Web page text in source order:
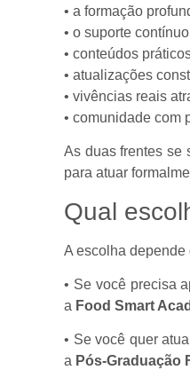
• a formação
• o suporte
• conteúdos
• atualizações
• vivências reais
• comunidade com
As duas frentes se
para atuar
Qual
A escolha depende
• Se você precisa
a Food Smart
• Se você quer
a Pós-Graduação